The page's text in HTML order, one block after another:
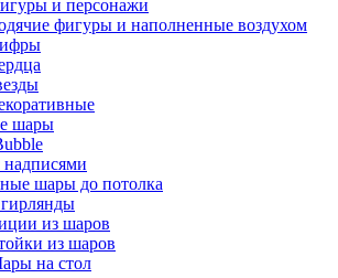
и персонажи
фигуры и наполненные воздухом
шары
шары до потолка
из шаров
из шаров
на стол